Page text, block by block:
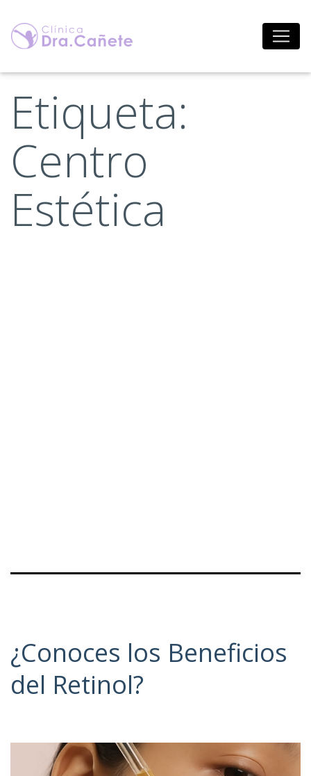
contenido
Etiqueta:
Centro
Estética
¿Conoces los Beneficios
del Retinol?